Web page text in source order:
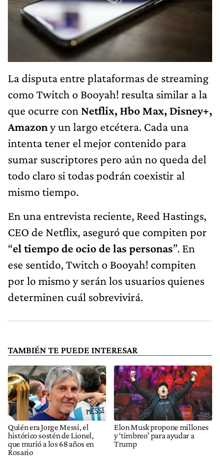
La disputa entre plataformas de streaming
como Twitch o Booyah! resulta similar a la
que ocurre con Netflix, Hbo Max, Disney+,
Amazony un largo etcétera. Cada una
intenta tener el mejor contenido para
sumar suscriptores pero aún no queda del
todo claro si todas podrán coexistir al
mismo tiempo.
En una entrevista reciente, Reed Hastings,
CEO de Netflix, aseguró que compiten por
“el tiempo de ocio de las personas”. En
ese sentido, Twitch o Booyah! compiten
por lo mismo y serán los usuarios quienes
determinen cuál sobrevivirá.
TAMBIÉN TE PUEDE INTERESAR
Quién era Jorge Messi, el
histórico sostén de Lionel,
que murió a los 68 años en
Rosario
Elon Musk propone millones
y ‘timbreo’ para ayudar a
Trump